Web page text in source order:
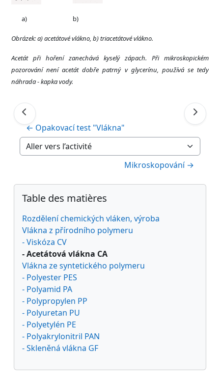
a) b)
Obrázek:a) acetátové vlákno, b) triacetátové vlákno.
Acetát při hoření zanechává kyselý zápach. Při mikroskopickém
pozorování není acetát dobře patrný v glycerínu, používá se tedy
náhrada - kapka vody.
← Opakovací test "Vlákna"
Aller vers l’activité
Mikroskopování →
Blocs
Passer Table des matières
Table des matières
Rozdělení chemických vláken, výroba
Vlákna z přírodního polymeru
- Viskóza CV
- Acetátová vlákna CA
Vlákna ze syntetického polymeru
- Polyester PES
- Polyamid PA
- Polypropylen PP
- Polyuretan PU
- Polyetylén PE
- Polyakrylonitril PAN
- Skleněná vlákna GF